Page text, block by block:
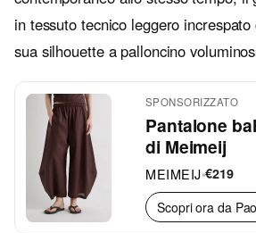
in tessuto tecnico leggero
sua silhouette a palloncino
SPONSORIZZATO
Pantalone
di Meimeij
MEIMEIJ•€219
Scopri ora da